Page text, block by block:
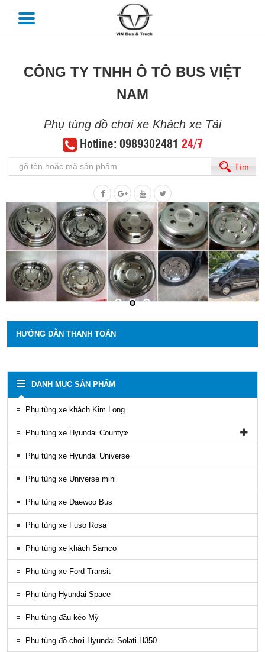
CÔNG TY TNHH Ô TÔ BUS VIỆT
NAM
Phụ tùng đồ chơi xe Khách xe Tải
Hotline: 0989302481 24/7
Tìm
HƯỚNG DẪN THANH TOÁN
DANH MỤC SẢN PHẨM
Phụ tùng xe khách Kim Long
Phụ tùng xe Hyundai County
Phụ tùng vỏ xe County
Phụ kiện ghế county
Gioăng County
Phụ tùng gầm máy County
Ốp nhựa ngoại thất County
ĐÈN LED COUNTY
Nội thất County
Ngoại thất County
Phụ tùng điều hòa County
Phụ tùng xe Hyundai Universe
Phụ tùng xe Universe mini
Phụ tùng xe Daewoo Bus
Phụ tùng xe Fuso Rosa
Phụ tùng xe khách Samco
Phụ tùng xe Ford Transit
Phụ tùng Hyundai Space
Phụ tùng đầu kéo Mỹ
Phụ tùng đồ chơi Hyundai Solati H350